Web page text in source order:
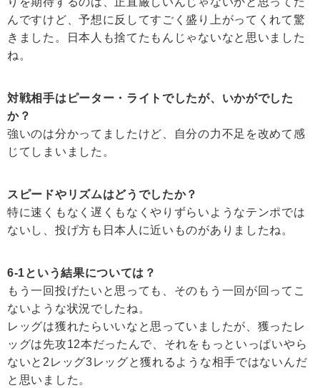
んですけど、予想に反してすごく盛り上がってくれて驚
きました。日本人も捨てたもんじゃないなと思いました
ね。
対戦相手はピーター・ライトでしたが、いかがでした
か？
強いのは分かってましたけど、自分の力不足を改めて感
じてしまいました。
スピードやリズムはどうでしたか？
特に速くもなく遅くもなくやりずらいようなテンポでは
ないし、投げ方も日本人に近いものがありましたね。
6-1という結果については？
もう一回投げたいと思っても、そのもう一回が回ってこ
ないような状況でしたね。
レッグは獲れたらいいなと思っていましたが、獲ったレ
ッグは先攻12本だったんで、それをもっといっぱいやら
ないと2レッグ3レッグと獲れるような相手ではないんだ
と思いました。